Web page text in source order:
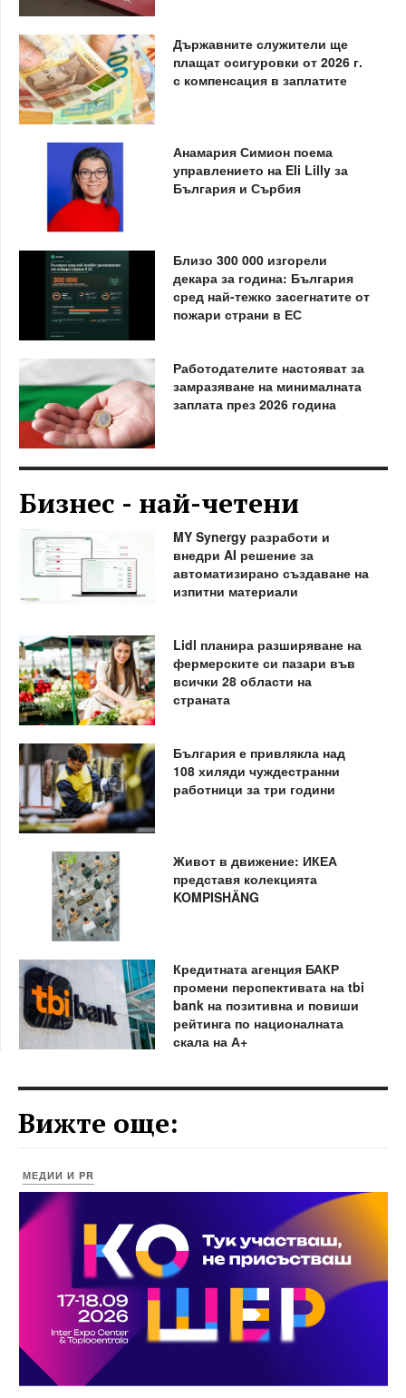
Държавните служители ще
плащат осигуровки от 2026 г.
с компенсация в заплатите
Анамария Симион поема
управлението на Eli Lilly за
България и Сърбия
Близо 300 000 изгорели
декара за година: България
сред най-тежко засегнатите от
пожари страни в ЕС
Работодателите настояват за
замразяване на минималната
заплата през 2026 година
Бизнес - най-четени
MY Synergy разработи и
внедри AI решение за
автоматизирано създаване на
изпитни материали
Lidl планира разширяване на
фермерските си пазари във
всички 28 области на
страната
България е привлякла над
108 хиляди чуждестранни
работници за три години
Живот в движение: ИКЕА
представя колекцията
KOMPISHÄNG
Кредитната агенция БАКР
промени перспективата на tbi
bank на позитивна и повиши
рейтинга по националната
скала на А+
Вижте още:
МЕДИИ И PR